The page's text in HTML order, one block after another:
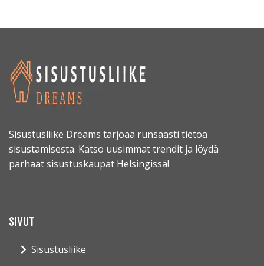
Sisustusliike Dreams tarjoaa runsaasti tietoa
sisustamisesta. Katso uusimmat trendit ja löydä
parhaat sisustuskaupat Helsingissä!
SIVUT
Sisustusliike